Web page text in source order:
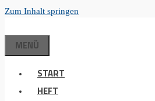
Zum Inhalt springen
MENÜ
START
HEFT